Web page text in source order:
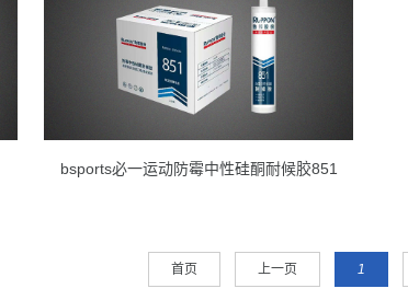
bsports必一运动防霉中性硅酮耐候胶851
首页 上一页 1